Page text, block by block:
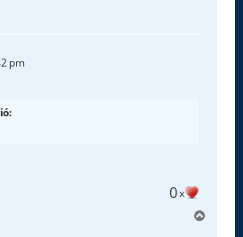
pm
0x